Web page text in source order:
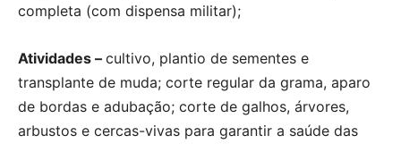
completa (com dispensa militar);
Atividades – cultivo, plantio de sementes e
transplante de muda; corte regular da grama, aparo
de bordas e adubação; corte de galhos, árvores,
arbustos e cercas-vivas para garantir a saúde das